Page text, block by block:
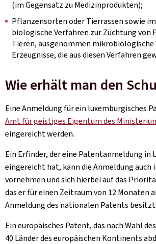
(im Gegensatz zu Medizinprodukten);
Pflanzensorten oder Tierrassen sowie
biologische Verfahren zur Züchtung von
Tieren, ausgenommen mikrobiologische
Erzeugnisse, die aus diesen Verfahren
Wie erhält man den
Eine Anmeldung für ein luxemburgisches
Amt für geistiges Eigentum des
eingereicht werden.
Ein Erfinder, der eine Patentanmeldung in
eingereicht hat, kann die Anmeldung auch
vornehmen und sich hierbei auf das
das er für einen Zeitraum von 12 Monaten
Anmeldung des nationalen Patents besitzt.
Ein europäisches Patent, das nach Wahl
40 Länder des europäischen Kontinents